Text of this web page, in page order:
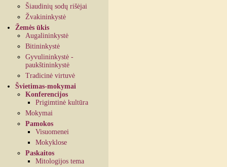
Šiaudinių sodų rišėjai
Žvakininkystė
Žemės ūkis
Augalininkystė
Bitininkystė
Gyvulininkystė -
paukštininkystė
Tradicinė virtuvė
Švietimas-mokymai
Konferencijos
Prigimtinė kultūra
Mokymai
Pamokos
Visuomenei
Mokyklose
Paskaitos
Mitologijos tema